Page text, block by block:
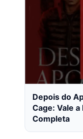
Depois do
Cage: Vale
Completa